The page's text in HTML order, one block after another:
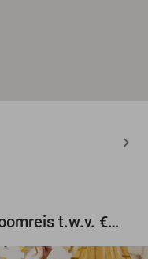
Maak gratis kans op een droomreis t.w.v. €3.000!